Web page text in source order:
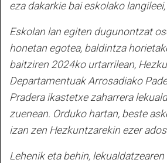
eza dakarkie bai eskolako
Eskolan lan egiten dugunontzat
honetan egotea, baldintza
baitziren 2024ko urtarrilean,
Departamentuak Arrosadiako
Pradera ikastetxe zaharrera
zuenean. Orduko hartan, beste
izan zen Hezkuntzarekin ezer
Lehenik eta behin,